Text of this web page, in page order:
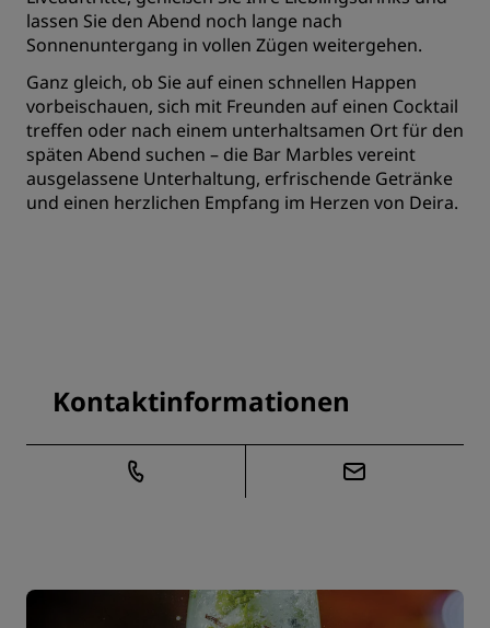
lassen Sie den Abend noch lange nach
Sonnenuntergang in vollen Zügen weitergehen.
Ganz gleich, ob Sie auf einen schnellen Happen
vorbeischauen, sich mit Freunden auf einen Cocktail
treffen oder nach einem unterhaltsamen Ort für den
späten Abend suchen – die Bar Marbles vereint
ausgelassene Unterhaltung, erfrischende Getränke
und einen herzlichen Empfang im Herzen von Deira.
Kontaktinformationen